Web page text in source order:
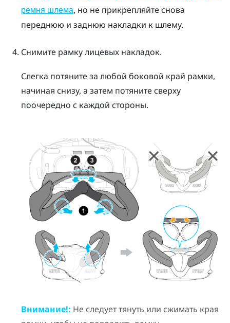
ремня шлема, но не прикрепляйте снова
переднюю и заднюю накладки к шлему.
Снимите рамку лицевых накладок.
Слегка потяните за любой боковой край рамки,
начиная снизу, а затем потяните сверху
поочередно с каждой стороны.
Внимание!: Не следует тянуть или сжимать края